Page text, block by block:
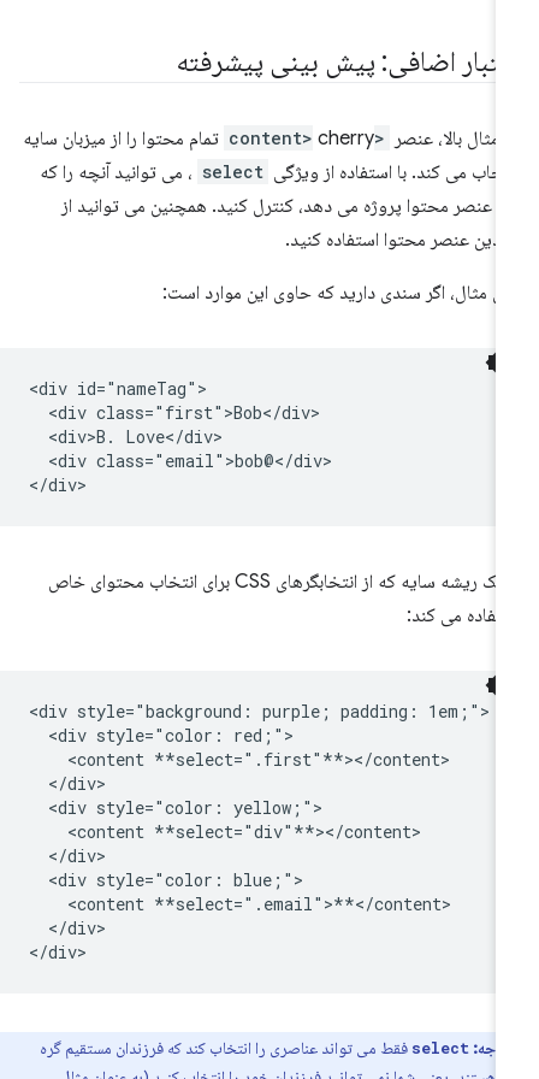
اضافی: پیش بینی پیشرفته
مثال بالا، عنصر <content>
cherry تمام محتوا را از میزبان سایه
می کند. با استفاده از ویژگی select ، می توانید آنچه را که
عنصر محتوا پروژه می دهد، کنترل کنید. همچنین می توانید از
عنصر محتوا استفاده کنید.
مثال، اگر سندی دارید که حاوی این موارد است:
<div id="nameTag">
  <div class="first">Bob</div>
  <div>B. Love</div>
  <div class="email">bob@</div>
و یک ریشه سایه که از انتخابگرهای CSS برای انتخاب محتوای خاص
می کند:
<div style="background: purple; padding: 1em;">
  <div style="color: red;">
    <content **select=".first"**></content>
  </div>
  <div style="color: yellow;">
    <content **select="div"**></content>
  </div>
  <div style="color: blue;">
    <content **select=".email">**</content>
  </div>
selectفقط می تواند عناصری را انتخاب کند که فرزندان مستقیم گره